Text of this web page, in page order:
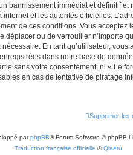
bannissement immédiat et définitif et
internet et les autorités officielles.
de ces conditions. Vous acceptez
déplacer ou de verrouiller n’importe
En tant qu’utilisateur,
dans notre base de
sans votre consentement, ni « Le
en cas de tentative de piratage
Supprimer les
parphpBB® Forum Software © phpBB
Traduction française officielle ©Qiaeru